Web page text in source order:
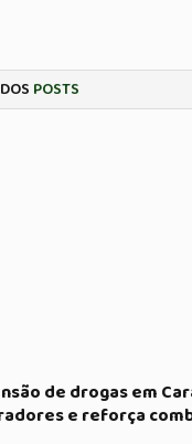
POSTS
de drogas em
e reforça